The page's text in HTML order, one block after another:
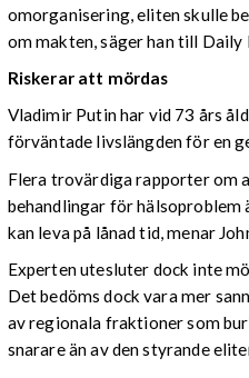
omorganisering, eliten skulle
om makten, säger han till Daily
Riskerar att mördas
Vladimir Putin har vid 73 års
förväntade livslängden för en
Flera trovärdiga rapporter om
behandlingar för
kan leva på lånad tid, menar
Experten utesluter dock inte
Det bedöms dock vara mer
av regionala fraktioner som
snarare än av den styrande